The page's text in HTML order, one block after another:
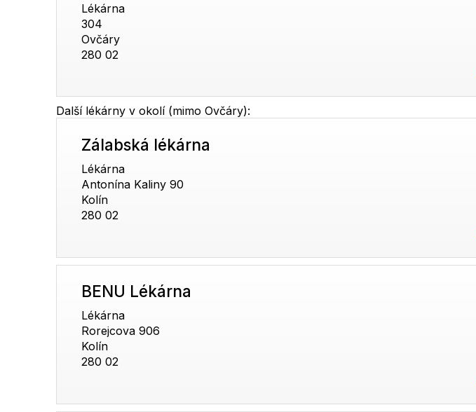
Lékárna
304
Ovčáry
280 02
Další lékárny v okolí (mimo Ovčáry):
Zálabská lékárna
Lékárna
Antonína Kaliny 90
Kolín
280 02
BENU Lékárna
Lékárna
Rorejcova 906
Kolín
280 02